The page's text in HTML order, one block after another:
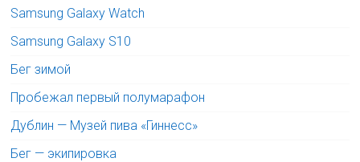
Samsung Galaxy Watch
Samsung Galaxy S10
Бег зимой
Пробежал первый полумарафон
Дублин — Музей пива «Гиннесс»
Бег — экипировка